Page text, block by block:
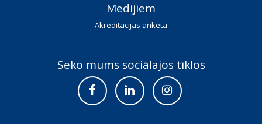
Medijiem
Akreditācijas anketa
Seko mums sociālajos tīklos